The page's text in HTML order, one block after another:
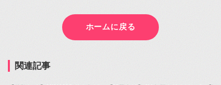
ホームに戻る
関連記事